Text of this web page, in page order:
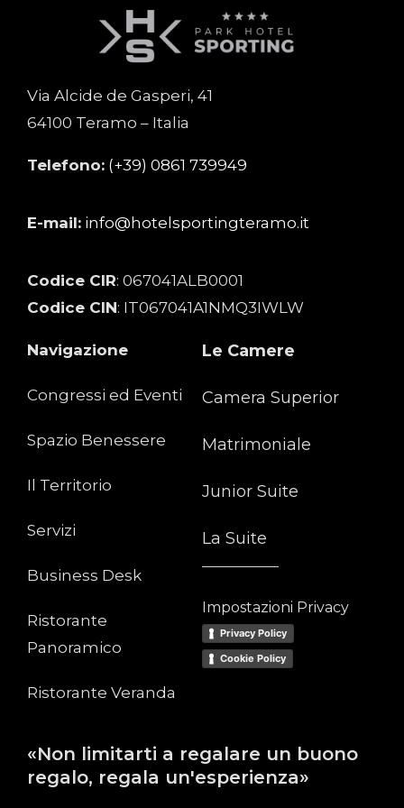
Le nostre Camere
Ristorante
Offerte
Contatti
Via Alcide de Gasperi, 41
64100 Teramo – Italia
Telefono: (+39) 0861 739949
E-mail: info@hotelsportingteramo.it
Codice CIR: 067041ALB0001
Codice CIN: IT067041A1NMQ3IWLW
Navigazione
Congressi ed Eventi
Spazio Benessere
Il Territorio
Servizi
Business Desk
Ristorante
Panoramico
Ristorante Veranda
Le Camere
Camera Superior
Matrimoniale
Junior Suite
La Suite
Impostazioni Privacy
Privacy Policy
Cookie Policy
«Non limitarti a regalare un buono
regalo, regala un'esperienza»